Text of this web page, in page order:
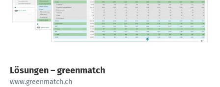
Lösungen – greenmatch
www.greenmatch.ch